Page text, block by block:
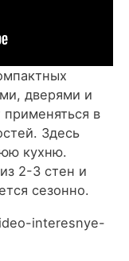
дверями и
в
Здесь
кухню.
2-3 стен и
сезонно.